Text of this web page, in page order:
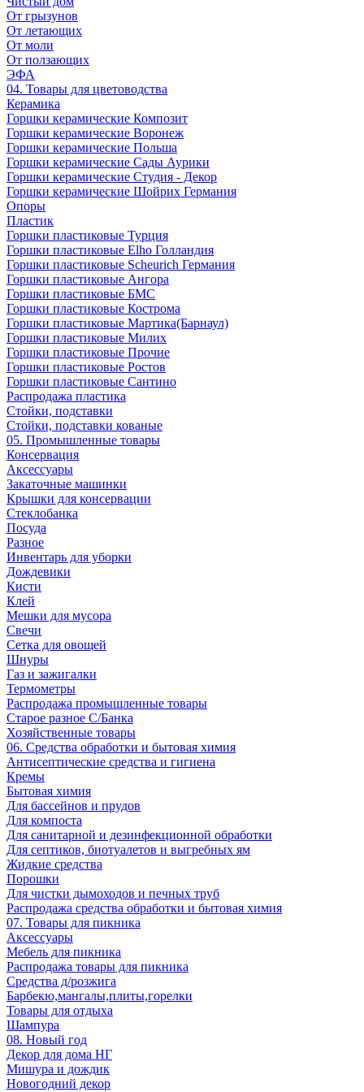
От грызунов
От летающих
От моли
От ползающих
ЭФА
04. Товары для цветоводства
Керамика
Горшки керамические Композит
Горшки керамические Воронеж
Горшки керамические Польша
Горшки керамические Сады Аурики
Горшки керамические Студия - Декор
Горшки керамические Шойрих Германия
Опоры
Пластик
Горшки пластиковые Турция
Горшки пластиковые Elho Голландия
Горшки пластиковые Scheuriсh Германия
Горшки пластиковые Ангора
Горшки пластиковые БМС
Горшки пластиковые Кострома
Горшки пластиковые Мартика(Барнаул)
Горшки пластиковые Милих
Горшки пластиковые Прочие
Горшки пластиковые Ростов
Горшки пластиковые Сантино
Распродажа пластика
Стойки, подставки
Стойки, подставки кованые
05. Промышленные товары
Консервация
Аксессуары
Закаточные машинки
Крышки для консервации
Стеклобанка
Посуда
Разное
Инвентарь для уборки
Дождевики
Кисти
Клей
Мешки для мусора
Свечи
Сетка для овощей
Шнуры
Газ и зажигалки
Термометры
Распродажа промышленные товары
Старое разное С/Банка
Хозяйственные товары
06. Средства обработки и бытовая химия
Антисептические средства и гигиена
Кремы
Бытовая химия
Для бассейнов и прудов
Для компоста
Для санитарной и дезинфекционной обработки
Для септиков, биотуалетов и выгребных ям
Жидкие средства
Порошки
Для чистки дымоходов и печных труб
Распродажа средства обработки и бытовая химия
07. Товары для пикника
Аксессуары
Мебель для пикника
Распродажа товары для пикника
Средства д/розжига
Барбекю,мангалы,плиты,горелки
Товары для отдыха
Шампура
08. Новый год
Декор для дома НГ
Мишура и дождик
Новогодний декор